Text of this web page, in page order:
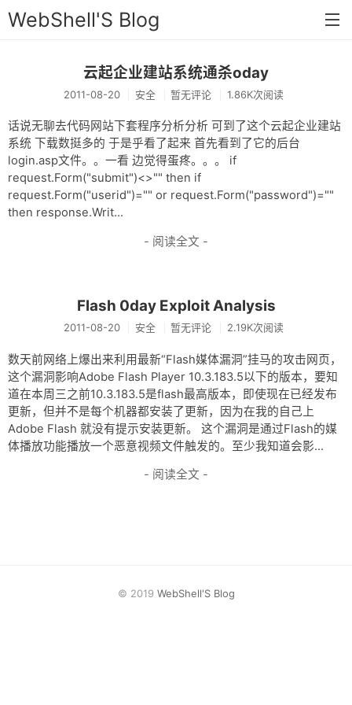
WebShell'S Blog
首页
安全
新闻
技术
工具
留言
网盘
Rss
云起企业建站系统通杀oday
2011-08-20 安全 暂无评论 1.86K次阅读
话说无聊去代码网站下套程序分析分析 可到了这个云起企业建站
系统 下载数挺多的 于是乎看了起来 首先看到了它的后台
login.asp文件。。一看 边觉得蛋疼。。。 if
request.Form("submit")<>"" then if
request.Form("userid")="" or request.Form("password")=""
then response.Writ...
- 阅读全文 -
Flash 0day Exploit Analysis
2011-08-20 安全 暂无评论 2.19K次阅读
数天前网络上爆出来利用最新“Flash媒体漏洞”挂马的攻击网页，
这个漏洞影响Adobe Flash Player 10.3.183.5以下的版本，要知
道在本周三之前10.3.183.5是flash最高版本，即使现在已经发布
更新，但并不是每个机器都安装了更新，因为在我的自己上
Adobe Flash 就没有提示安装更新。 这个漏洞是通过Flash的媒
体播放功能播放一个恶意视频文件触发的。至少我知道会影...
- 阅读全文 -
© 2019 WebShell'S Blog